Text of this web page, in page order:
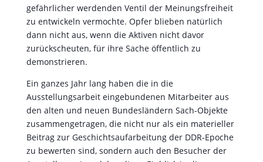
Beitrag zur Geschichtsaufarbeitung der DDR-Epoche
zu bewerten sind, sondern auch den Besucher der
Ausstellung einen lebendigen Einblick in die
Lebensbiographie der Deutschen jenseits von Mauer
und Stacheldraht ermöglichen werden. Damit die
gesammelten Zeitzeugen auch für die Zukunft
gesichert bleiben, gehen diese nach Abschluss der
Sonderausstellung in die Bestände des Deutschen
Fastnachtmuseums über.